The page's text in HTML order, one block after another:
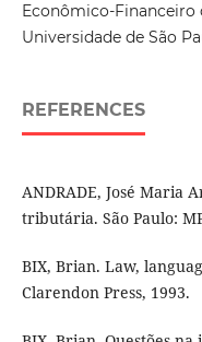
Econômico-Financeiro
Universidade de São
REFERENCES
ANDRADE, José Maria
tributária. São Paulo:
BIX, Brian. Law,
Clarendon Press, 1993.